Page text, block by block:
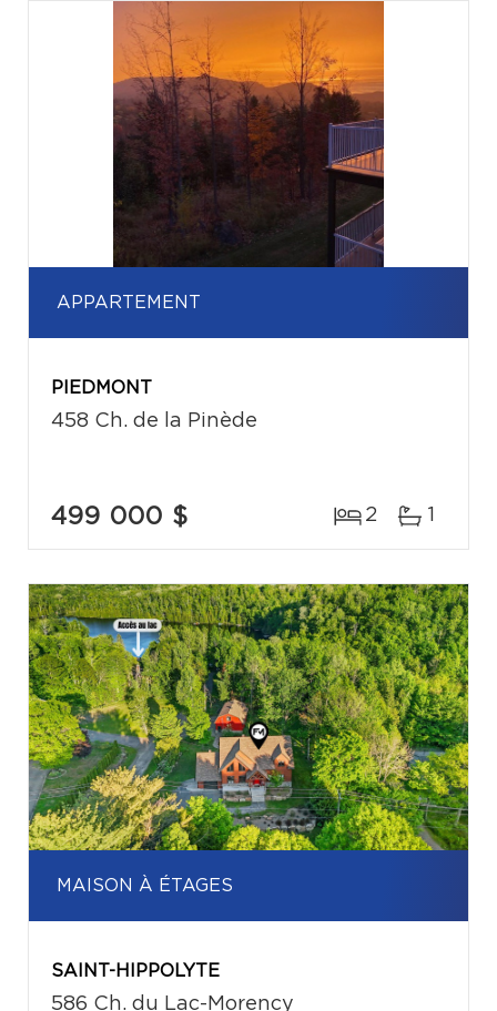
APPARTEMENT
PIEDMONT
458 Ch. de la Pinède
499 000 $ 2 1
MAISON À ÉTAGES
SAINT-HIPPOLYTE
586 Ch. du Lac-Morency